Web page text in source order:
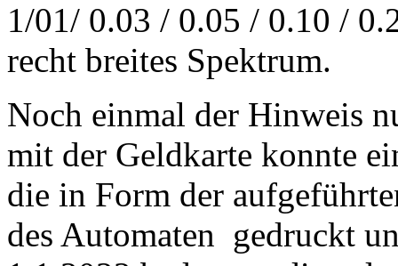
1/01/ 0.03 / 0.05 / 0.10 /
recht breites Spektrum.
Noch einmal der Hinweis
mit der Geldkarte konnte
die in Form der
des Automaten gedruckt